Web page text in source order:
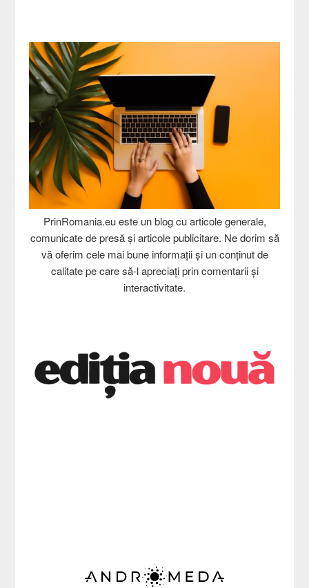
PrinRomania.eu este un blog cu articole generale,
comunicate de presă și articole publicitare. Ne dorim să
vă oferim cele mai bune informații și un conținut de
calitate pe care să-l apreciați prin comentarii și
interactivitate.